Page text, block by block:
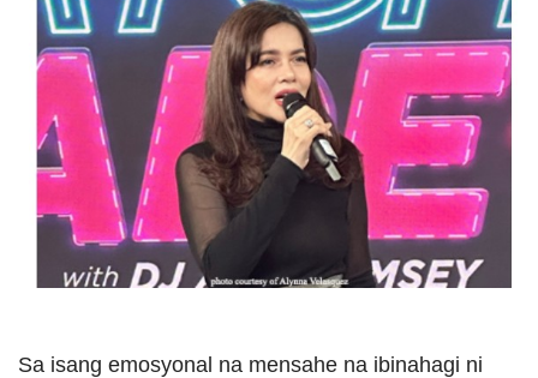
Sa isang emosyonal na mensahe na ibinahagi ni